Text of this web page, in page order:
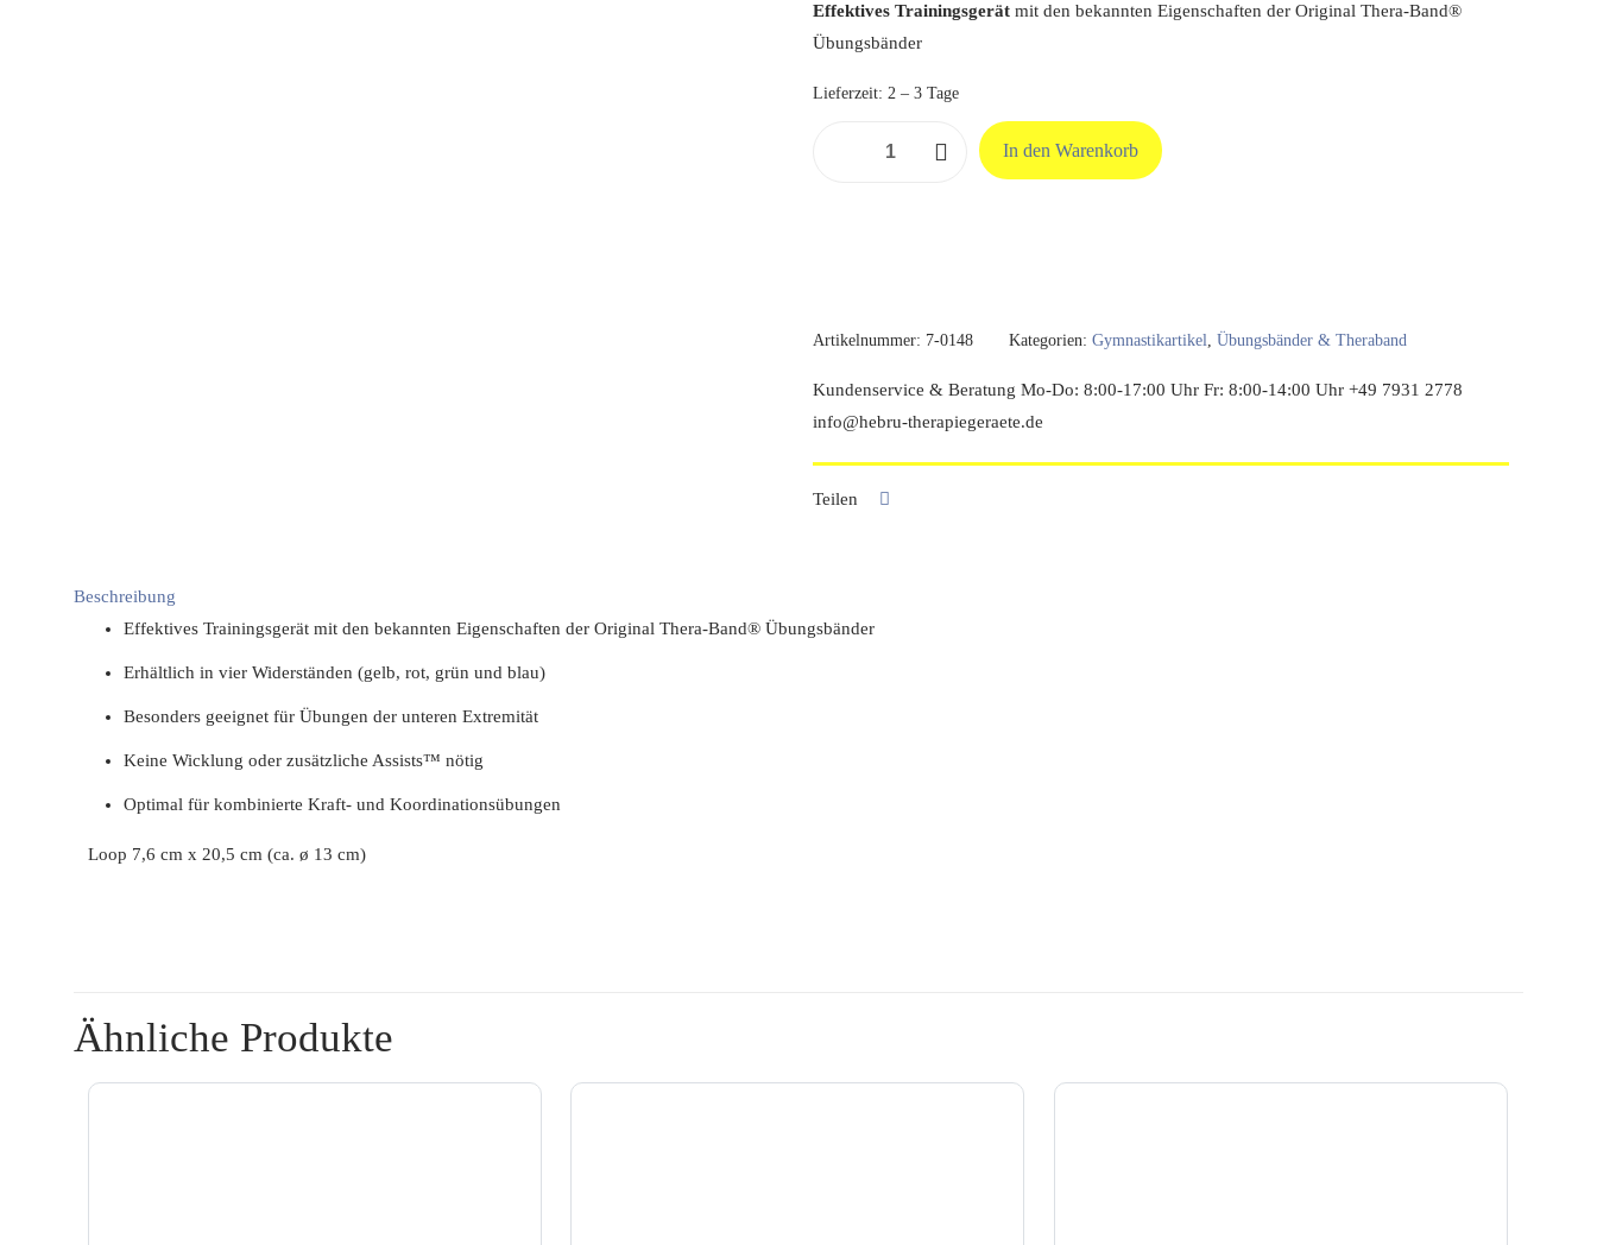
Effektives Trainingsgerät mit den bekannten Eigenschaften der Original Thera-Band®
Übungsbänder
Lieferzeit: 2 – 3 Tage
In den Warenkorb
Artikelnummer: 7-0148 Kategorien: Gymnastikartikel, Übungsbänder & Theraband
Kundenservice & Beratung Mo-Do: 8:00-17:00 Uhr Fr: 8:00-14:00 Uhr +49 7931 2778
info@hebru-therapiegeraete.de
Teilen
Beschreibung
Effektives Trainingsgerät mit den bekannten Eigenschaften der Original Thera-Band® Übungsbänder
Erhältlich in vier Widerständen (gelb, rot, grün und blau)
Besonders geeignet für Übungen der unteren Extremität
Keine Wicklung oder zusätzliche Assists™ nötig
Optimal für kombinierte Kraft- und Koordinationsübungen
Loop 7,6 cm x 20,5 cm (ca. ø 13 cm)
Ähnliche Produkte